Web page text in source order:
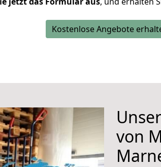
Kostenlose Angebote
von